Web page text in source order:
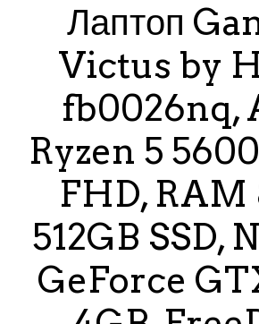
Лаптоп
Victus by
fb0026nq,
Ryzen 5
FHD, RAM
512GB SSD,
GeForce